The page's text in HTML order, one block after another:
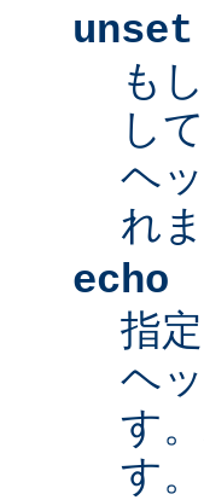
unset
も
し
ヘ
れ
echo
指
ヘ
す。
す。